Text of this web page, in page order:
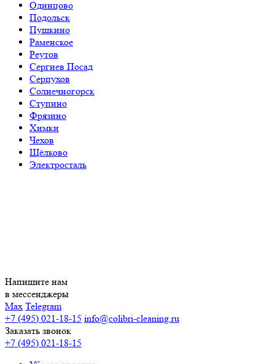
Одинцово
Подольск
Пушкино
Раменское
Реутов
Сергиев Посад
Серпухов
Солнечногорск
Ступино
Фрязино
Химки
Чехов
Щёлково
Электросталь
Напишите нам
в мессенджеры
Max Telegram
+7 (495) 021-18-15 info@colibri-cleaning.ru
Заказать звонок
+7 (495) 021-18-15